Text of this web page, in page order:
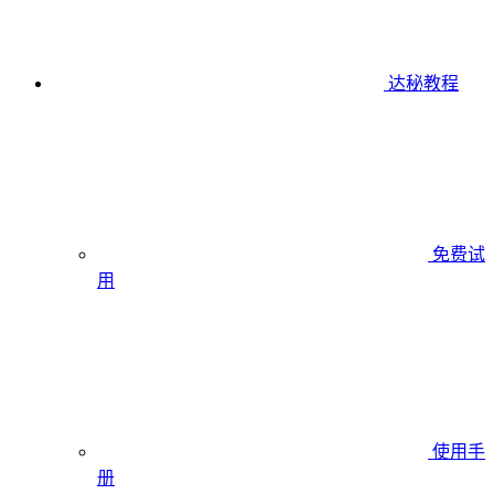
达秘教程
免费试
用
使用手
册